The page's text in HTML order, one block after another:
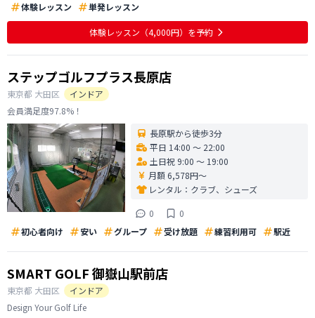
体験レッスン
単発レッスン
体験レッスン （4,000円） を予約
ステップゴルフプラス長原店
東京都 大田区
インドア
会員満足度97.8%！
長原駅から徒歩3分
平日 14:00 〜 22:00
土日祝 9:00 〜 19:00
月額 6,578円〜
レンタル： クラブ、シューズ
0
0
初心者向け
安い グループ 受け放題 練習利用可 駅近
SMART GOLF 御嶽山駅前店
東京都 大田区
インドア
Design Your Golf Life